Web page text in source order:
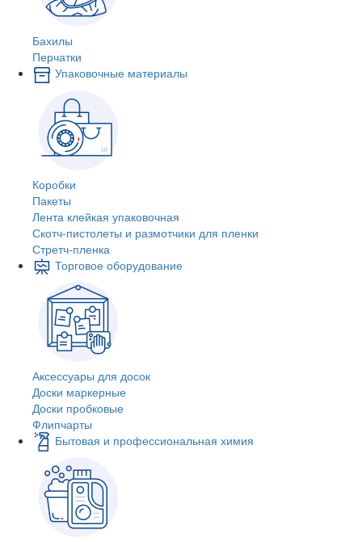
Бахилы
Перчатки
Упаковочные материалы
Коробки
Пакеты
Лента клейкая упаковочная
Скотч-пистолеты и размотчики для пленки
Стретч-пленка
Торговое оборудование
Аксессуары для досок
Доски маркерные
Доски пробковые
Флипчарты
Бытовая и профессиональная химия